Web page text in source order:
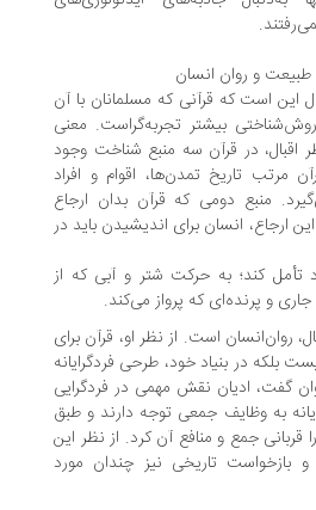
و روان انسان
که قرآنی که مسلمانان با آن
بیشتر تجربه‌گراست. معنی
در قرآن سه منبع شناخت وجود
تمدن‌ها، اقوام و افراد
دومی که قرآن بدان ارجاع
انسان برای اندیشیدن باید در
به حرکت شتر و آبی که از
که پرواز می‌کند.
است. از نظر او، قرآن برای
بنیاد خود، طرحی فردگرایانه
ادیان نقش مهمی در فردگرایی
وظایف جمعی توجه دارند و طبق
جمع و منافع آن کرد. از نظر این
تاریخی نیز چندان مورد